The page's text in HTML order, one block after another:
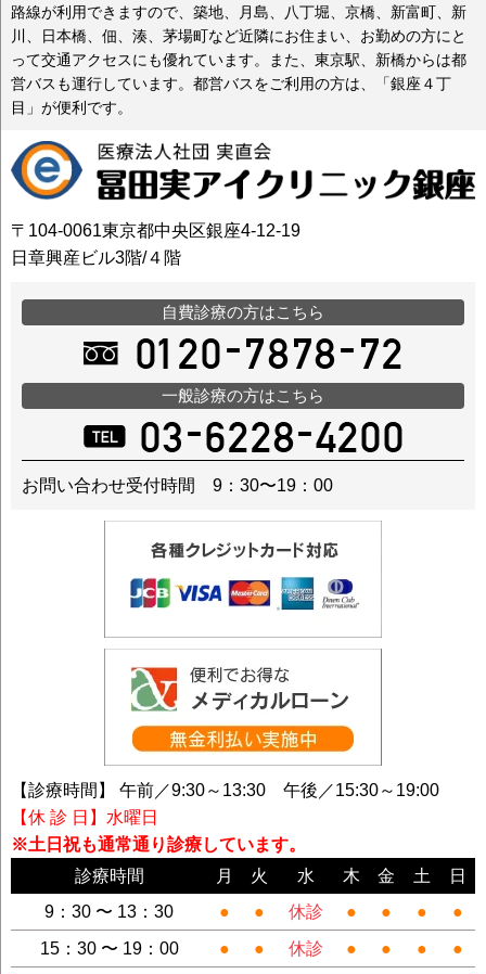
路線が利用できますので、築地、月島、八丁堀、京橋、新富町、新
川、日本橋、佃、湊、茅場町など近隣にお住まい、お勤めの方にと
って交通アクセスにも優れています。また、東京駅、新橋からは都
営バスも運行しています。都営バスをご利用の方は、「銀座４丁
目」が便利です。
〒104-0061東京都中央区銀座4-12-19
日章興産ビル3階/４階
自費診療の方はこちら
一般診療の方はこちら
お問い合わせ受付時間 9：30〜19：00
【診療時間】 午前／9:30～13:30 午後／15:30～19:00
【休 診 日】水曜日
※土日祝も通常通り診療しています。
診療時間
月 火 水 木 金 土
日
9：30 〜 13：30
● ● 休診 ● ● ●
●
15：30 〜 19：00
● ● 休診 ● ● ● ●